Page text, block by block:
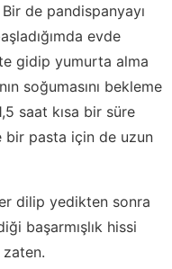
de pandispanyayı
evde
gidip yumurta alma
soğumasını bekleme
saat kısa bir süre
pasta için de uzun
dilip yedikten sonra
başarmışlık hissi